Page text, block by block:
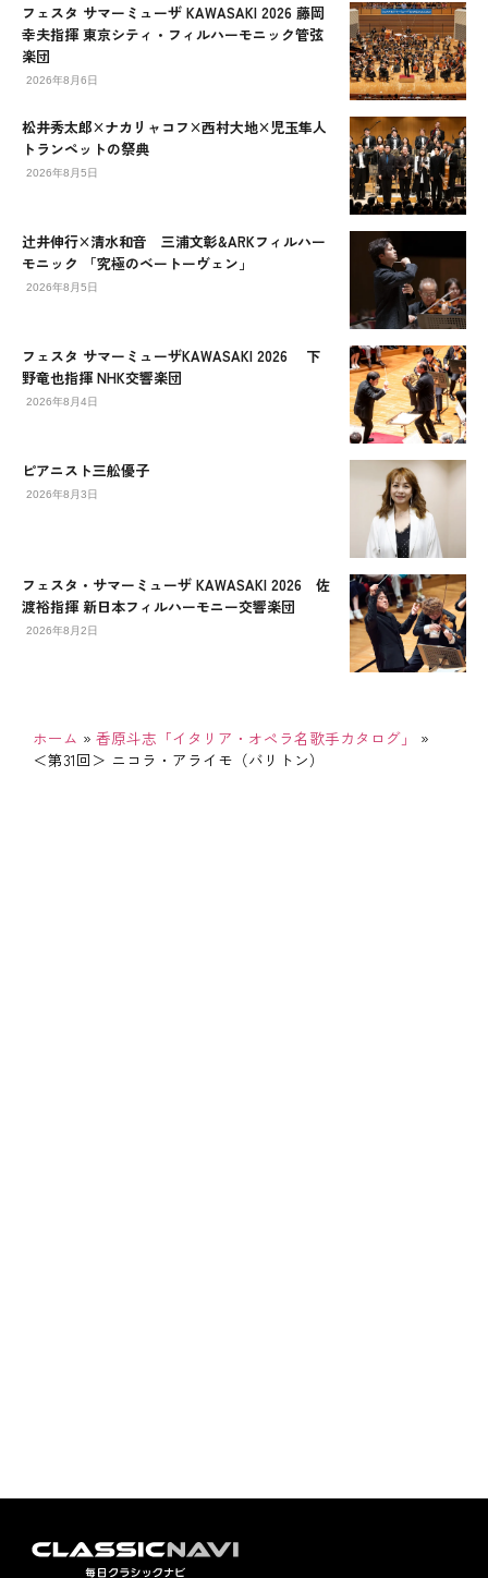
フェスタ サマーミューザ KAWASAKI 2026 藤岡
幸夫指揮 東京シティ・フィルハーモニック管弦
楽団
2026年8月6日
松井秀太郎×ナカリャコフ×西村大地×児玉隼人
トランペットの祭典
2026年8月5日
辻󠄀井伸行×清水和音 三浦文彰&ARKフィルハー
モニック 「究極のベートーヴェン」
2026年8月5日
フェスタ サマーミューザKAWASAKI 2026 下
野竜也指揮 NHK交響楽団
2026年8月4日
ピアニスト三舩優子
2026年8月3日
フェスタ・サマーミューザ KAWASAKI 2026 佐
渡裕指揮 新日本フィルハーモニー交響楽団
2026年8月2日
ホーム » 香原斗志「イタリア・オペラ名歌手カタログ」
»
＜第31回＞ ニコラ・アライモ（バリトン）